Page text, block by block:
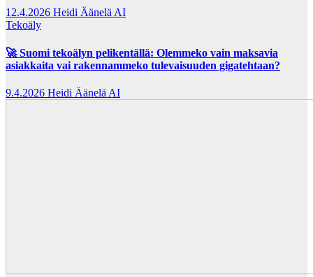
12.4.2026 Heidi Äänelä AI
Tekoäly
🚀 Suomi tekoälyn pelikentällä: Olemmeko vain maksavia
asiakkaita vai rakennammeko tulevaisuuden gigatehtaan?
9.4.2026 Heidi Äänelä AI